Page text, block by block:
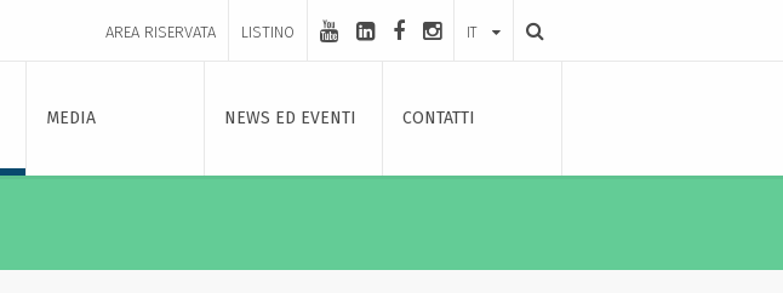
AREA RISERVATA LISTINO IT
MEDIA NEWS ED EVENTI CONTATTI